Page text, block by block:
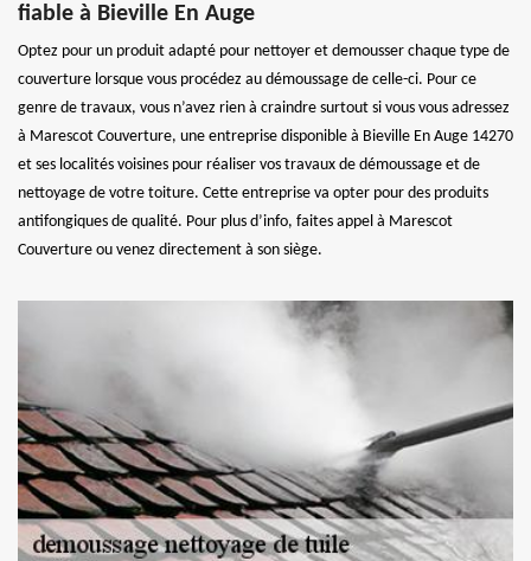
fiable à Bieville En Auge
Optez pour un produit adapté pour nettoyer et demousser chaque type de
couverture lorsque vous procédez au démoussage de celle-ci. Pour ce
genre de travaux, vous n’avez rien à craindre surtout si vous vous adressez
à Marescot Couverture, une entreprise disponible à Bieville En Auge 14270
et ses localités voisines pour réaliser vos travaux de démoussage et de
nettoyage de votre toiture. Cette entreprise va opter pour des produits
antifongiques de qualité. Pour plus d’info, faites appel à Marescot
Couverture ou venez directement à son siège.